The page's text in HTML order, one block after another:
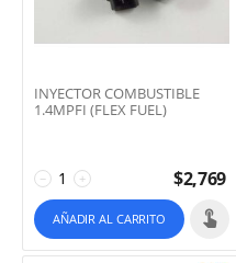
INYECTOR COMBUSTIBLE
1.4MPFI (FLEX FUEL)
+
− $2,769
AÑADIR AL CARRITO